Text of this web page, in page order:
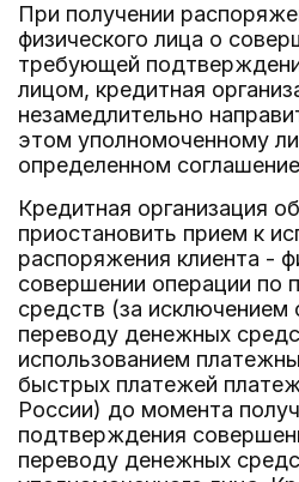
При получении
физического лица о
требующей
лицом, кредитная
незамедлительно
этом уполномоченному
определенном
Кредитная организация
приостановить прием к
распоряжения клиента -
совершении операции по
средств (за исключением
переводу денежных
использованием
быстрых платежей
России) до момента
подтверждения
переводу денежных